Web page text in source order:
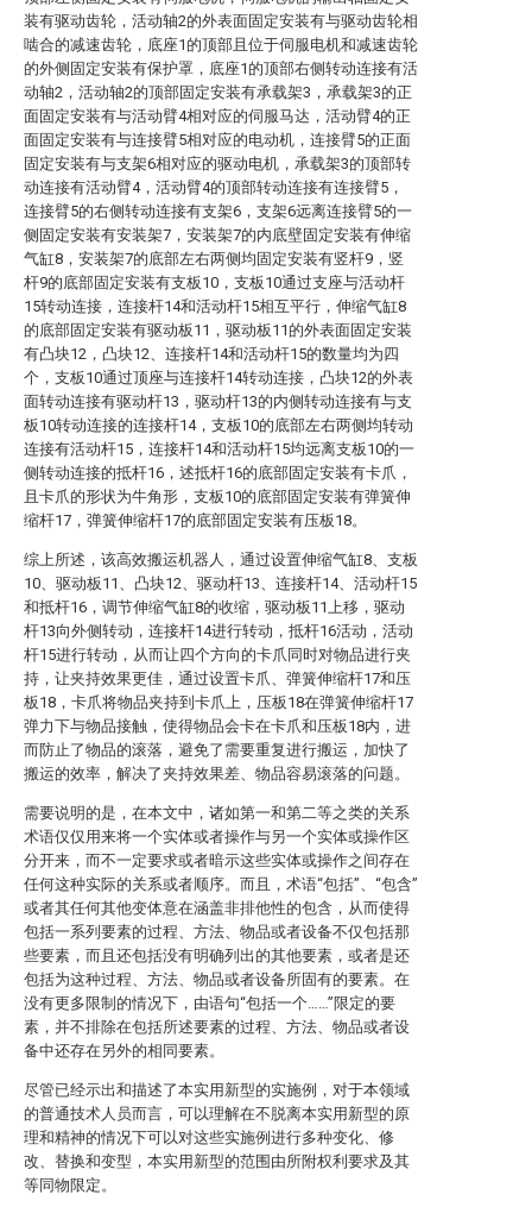
装有驱动齿轮，活动轴2的外表面固定安装有与驱动齿轮相
啮合的减速齿轮，底座1的顶部且位于伺服电机和减速齿轮
的外侧固定安装有保护罩，底座1的顶部右侧转动连接有活
动轴2，活动轴2的顶部固定安装有承载架3，承载架3的正
面固定安装有与活动臂4相对应的伺服马达，活动臂4的正
面固定安装有与连接臂5相对应的电动机，连接臂5的正面
固定安装有与支架6相对应的驱动电机，承载架3的顶部转
动连接有活动臂4，活动臂4的顶部转动连接有连接臂5，
连接臂5的右侧转动连接有支架6，支架6远离连接臂5的一
侧固定安装有安装架7，安装架7的内底壁固定安装有伸缩
气缸8，安装架7的底部左右两侧均固定安装有竖杆9，竖
杆9的底部固定安装有支板10，支板10通过支座与活动杆
15转动连接，连接杆14和活动杆15相互平行，伸缩气缸8
的底部固定安装有驱动板11，驱动板11的外表面固定安装
有凸块12，凸块12、连接杆14和活动杆15的数量均为四
个，支板10通过顶座与连接杆14转动连接，凸块12的外表
面转动连接有驱动杆13，驱动杆13的内侧转动连接有与支
板10转动连接的连接杆14，支板10的底部左右两侧均转动
连接有活动杆15，连接杆14和活动杆15均远离支板10的一
侧转动连接的抵杆16，述抵杆16的底部固定安装有卡爪，
且卡爪的形状为牛角形，支板10的底部固定安装有弹簧伸
缩杆17，弹簧伸缩杆17的底部固定安装有压板18。
综上所述，该高效搬运机器人，通过设置伸缩气缸8、支板
10、驱动板11、凸块12、驱动杆13、连接杆14、活动杆15
和抵杆16，调节伸缩气缸8的收缩，驱动板11上移，驱动
杆13向外侧转动，连接杆14进行转动，抵杆16活动，活动
杆15进行转动，从而让四个方向的卡爪同时对物品进行夹
持，让夹持效果更佳，通过设置卡爪、弹簧伸缩杆17和压
板18，卡爪将物品夹持到卡爪上，压板18在弹簧伸缩杆17
弹力下与物品接触，使得物品会卡在卡爪和压板18内，进
而防止了物品的滚落，避免了需要重复进行搬运，加快了
搬运的效率，解决了夹持效果差、物品容易滚落的问题。
需要说明的是，在本文中，诸如第一和第二等之类的关系
术语仅仅用来将一个实体或者操作与另一个实体或操作区
分开来，而不一定要求或者暗示这些实体或操作之间存在
任何这种实际的关系或者顺序。而且，术语“包括”、“包含”
或者其任何其他变体意在涵盖非排他性的包含，从而使得
包括一系列要素的过程、方法、物品或者设备不仅包括那
些要素，而且还包括没有明确列出的其他要素，或者是还
包括为这种过程、方法、物品或者设备所固有的要素。在
没有更多限制的情况下，由语句“包括一个……”限定的要
素，并不排除在包括所述要素的过程、方法、物品或者设
备中还存在另外的相同要素。
尽管已经示出和描述了本实用新型的实施例，对于本领域
的普通技术人员而言，可以理解在不脱离本实用新型的原
理和精神的情况下可以对这些实施例进行多种变化、修
改、替换和变型，本实用新型的范围由所附权利要求及其
等同物限定。